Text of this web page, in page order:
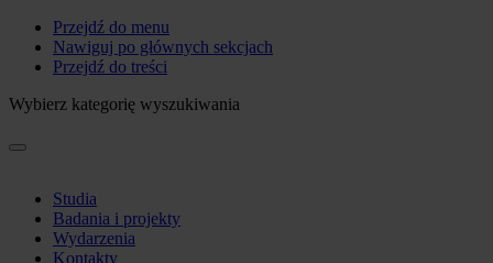
Przejdź do menu
Nawiguj po głównych sekcjach
Przejdź do treści
Wybierz kategorię wyszukiwania
Studia
Badania i projekty
Wydarzenia
Kontakty